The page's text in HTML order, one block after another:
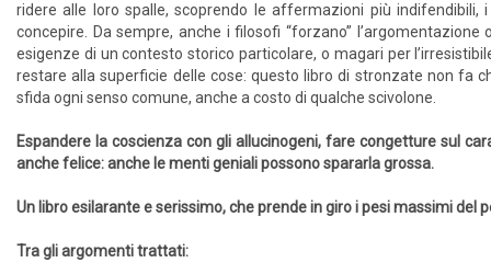
ridere alle loro spalle, scoprendo le affermazioni più
concepire. Da sempre, anche i filosofi “forzano”
esigenze di un contesto storico particolare, o magari per
restare alla superficie delle cose: questo libro di stronzate non fa
sfida ogni senso comune, anche a costo di qualche scivolone.
Espandere la coscienza con gli allucinogeni, fare congetture sul
anche felice: anche le menti geniali possono spararla grossa.
Un libro esilarante e serissimo, che prende in giro i pesi massimi del
Tra gli argomenti trattati: